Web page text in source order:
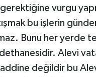
vurgu
bu işlerin
Bunu her yerde
Alevi
değildir bu